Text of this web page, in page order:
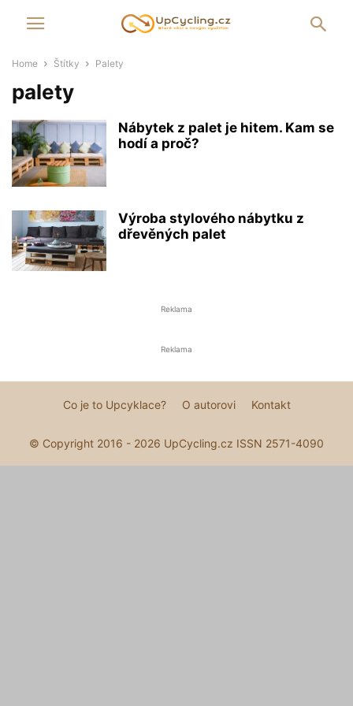
Home Štítky Palety
palety
Nábytek z palet je hitem. Kam se
hodí a proč?
Výroba stylového nábytku z
dřevěných palet
Reklama
Reklama
Co je to Upcyklace? O autorovi Kontakt
© Copyright 2016 - 2026 UpCycling.cz ISSN 2571-4090